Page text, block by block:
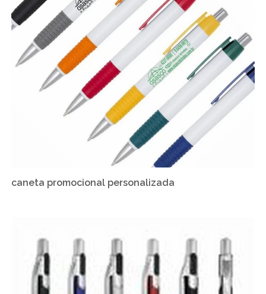
caneta promocional personalizada